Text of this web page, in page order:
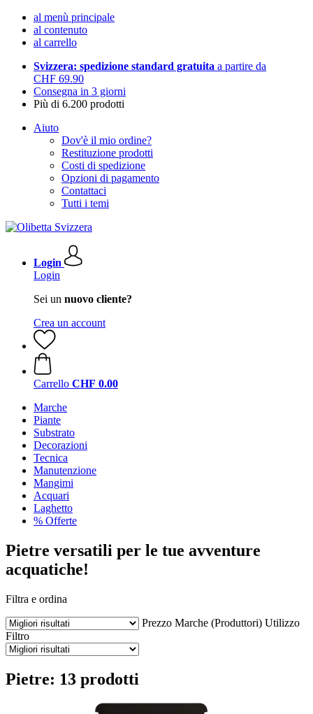
al menù principale
al contenuto
al carrello
Svizzera: spedizione standard gratuita a partire da
CHF 69.90
Consegna in 3 giorni
Più di 6.200 prodotti
Aiuto
Dov'è il mio ordine?
Restituzione prodotti
Costi di spedizione
Opzioni di pagamento
Contattaci
Tutti i temi
Login
Login
Sei un nuovo cliente?
Crea un account
Carrello CHF 0.00
Marche
Piante
Substrato
Decorazioni
Tecnica
Manutenzione
Mangimi
Acquari
Laghetto
% Offerte
Pietre versatili per le tue avventure
acquatiche!
Filtra e ordina
Prezzo Marche (Produttori) Utilizzo
Filtro
Pietre: 13 prodotti